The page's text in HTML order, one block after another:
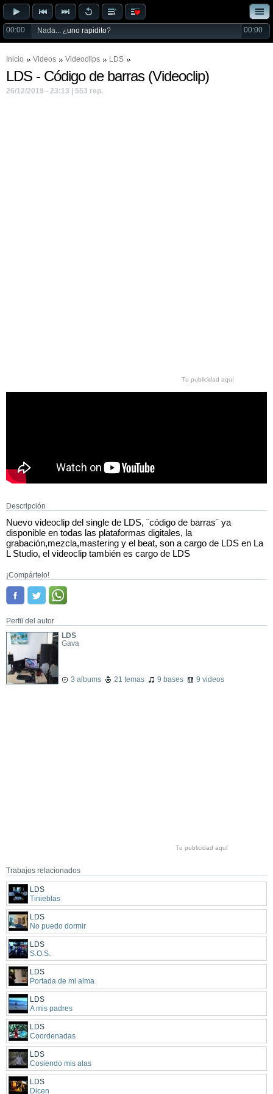
00:00 Nada... ¿uno rapidito? 00:00
Inicio Videos Videoclips LDS
LDS - Código de barras (Videoclip)
26/12/2019 - 23:13 | 553 rep.
Tu publicidad aquí
Descripción
Nuevo videoclip del single de LDS, ¨código de barras¨ ya
disponible en todas las plataformas digitales, la
grabación,mezcla,mastering y el beat, son a cargo de LDS en La
L Studio, el videoclip también es cargo de LDS
¡Compártelo!
Perfil del autor
LDS
Gava
3 albums 21 temas 9 bases 9 videos
Tu publicidad aquí
Trabajos relacionados
LDS
Tinieblas
LDS
No puedo dormir
LDS
S.O.S.
LDS
Portada de mi alma
LDS
A mis padres
LDS
Coordenadas
LDS
Cosiendo mis alas
LDS
Dicen